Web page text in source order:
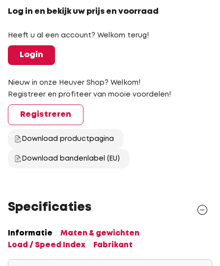
Log in en bekijk uw prijs en voorraad
Heeft u al een account? Welkom terug!
Login
Nieuw in onze Heuver Shop? Welkom!
Registreer en profiteer van mooie voordelen!
Registreren
Download productpagina
Download bandenlabel (EU)
Specificaties
Informatie
Maten & gewichten
Load / Speed Index
Fabrikant